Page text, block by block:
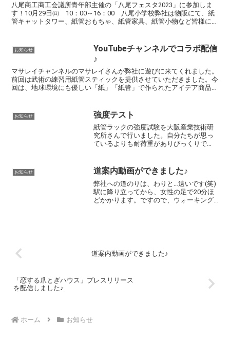
八尾商工商工会議所青年部主催の「八尾フェスタ2023」に参加しま
す！10月29日㈰ 10：00～16：00 八尾小学校弊社は物販にて、紙
管キャットタワー、紙管おもちゃ、紙管家具、紙管小物など皆様に楽
お知らせ
YouTubeチャンネルでコラボ配信
♪
マサレイチャンネルのマサレイさんが弊社に遊びに来てくれました。
前回は武術の練習用紙管スティックを提供させていただきました。今
回は、地球環境にも優しい「紙」「紙管」で作られたアイデア商品
お知らせ 強度テスト
紙管ラックの強度試験を大阪産業技術研
究所さんで行いました。自分たちが思っ
ているよりも耐荷重がありびっくりで
お知らせ 道案内動画ができました♪
弊社への道のりは、わりと…遠いです(笑)
駅に降り立ってから、女性の足で20分ほ
どかかります。ですので、ウォーキング
道案内動画ができました♪
「恋する爪とぎハウス」プレスリリース
を配信しました♪
ホーム お知らせ